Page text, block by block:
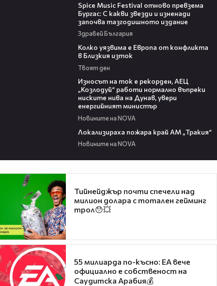
Spice Music Festival отново превзема
Бургас: С какви звезди и изненади
започва тазгодишното издание
Здравей България
Колко уязвима е Европа от конфликта
в Близкия изток
Твоят ден
Износът на ток е рекорден, АЕЦ
„Козлодуй“ работи нормално въпреки
ниските нива на Дунав, увери
енергийният министър
Новините на NOVA
Локализираха пожара край АМ „Тракия“
Новините на NOVA
Тийнейджър почти спечели над
милион долара с тотален гейминг
трол😯💥
55 милиарда по-късно: EA вече
официално е собственост на
Саудитска Арабия💰